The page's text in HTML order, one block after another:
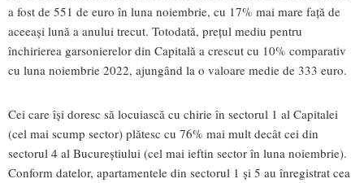
a fost de 551 de euro în luna noiembrie, cu 17% mai mare față de
aceeași lună a anului trecut. Totodată, prețul mediu pentru
închirierea garsonierelor din Capitală a crescut cu 10% comparativ
cu luna noiembrie 2022, ajungând la o valoare medie de 333 euro.
Cei care își doresc să locuiască cu chirie în sectorul 1 al Capitalei
(cel mai scump sector) plătesc cu 76% mai mult decât cei din
sectorul 4 al Bucureștiului (cel mai ieftin sector în luna noiembrie).
Conform datelor, apartamentele din sectorul 1 și 5 au înregistrat cea